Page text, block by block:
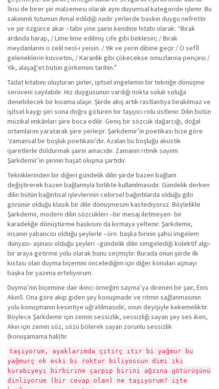
İkisi de birer şiir malzemesi olarak aynı duyumsal kategoride işlenir. Bu
sakınımlı tutumun ihmal edildiği nadir yerlerde baskın duygu nefrettir
ve şiir özgürce akar –tabii yine şairin kendine hitabı olarak: “Bırak
ardında harap, / Lime lime edilmiş cife gibi beklesin; / Bırak
meydanlarını o zelil nesl-i yeisin. / Yık ve yerin dibine geçir / O sefîl
geleneklerin kuvvetini, / Karanlık gibi çökecekse omuzlarına pençesi /
Yık, alaşağ’et bütün görkemini tarihin.”
Tadat kitabını oluşturan şiirler, işitsel imgelemin bir tekniğe dönüşme
serüveni sayılabilir. Hız duygusunun vardığı nokta soluk soluğa
denebilecek bir kıvama ulaşır. Şiirde akış artık rastlantıya bırakılmaz ve
işitsel kaygı şiiri sona doğru götüren bir taşıyıcı rolü üstlenir. Dilin bütün
müzikal imkânları şiire boca edilir. Geniş bir sözcük dağarcığı, doğal
ortamlarını yaratarak şiire yerleşir. Şarkdemir’in poetikası bize göre
‘zamansal bir boşluk poetikası’dır. Azalan bu boşluğu akustik
işaretlerle doldurmak şairin amacıdır. Zamanın ritmik sayımı
Şarkdemir’in şiirinin başat oluşma şartıdır.
Tekniklerinden bir diğeri gündelik dilin şiirde bazen bağlam
değiştirerek bazen bağlamıyla birlikte kullanılmasıdır. Gündelik derken
dilin bütün bağıntısal işlevlerinin cebirsel bağıntılarda olduğu gibi
görünür olduğu klasik bir dile dönüşmesini kastediyoruz. Böylelikle
Şarkdemir, modern dilin sözcükleri –bir mesaj iletmeyen- bir
karadeliğe dönüştürme baskısını da kırmaya yeltenir. Şarkdemir,
insanın yabancısı olduğu şeylerle –örn. başka birinin şahsi imgelem
dünyası- aşinası olduğu şeyleri –gündelik dilin simgelediği kolektif algı-
bir araya getirme yolu olarak bunu seçmiştir. Burada onun şiirde ilk
kıstası olan duyma biçemini öncelediğim için diğer konuları açmayı
başka bir yazıma erteliyorum.
Duyma’nın biçemine dair ikinci örneğim sayma’ya direnen bir şair, Enis
Akın5. Ona göre akıp giden şey konuşmadır ve ritmin sağlanmasının
yolu konuşmanın kesintiye uğratılmasıdır, onun deyişiyle kekemeliktir.
Böylece Şarkdemir için zemin sessizlik, sessizliği sayan şey ses iken,
Akın için zemin söz, sözü bölerek sayan zorunlu sessizlik
(konuşamama hali)tir.
taşıyorum, ayaklarımda çıtırç ıtır bi yağmur bu
yağmurç ok eski bi roktur biliyossun dimi iki
kurabiyeyi birbirine çarpıp birini ağzına götürüşünü
dinliyorum (bir cevap olan) ne taşıyorum? işte